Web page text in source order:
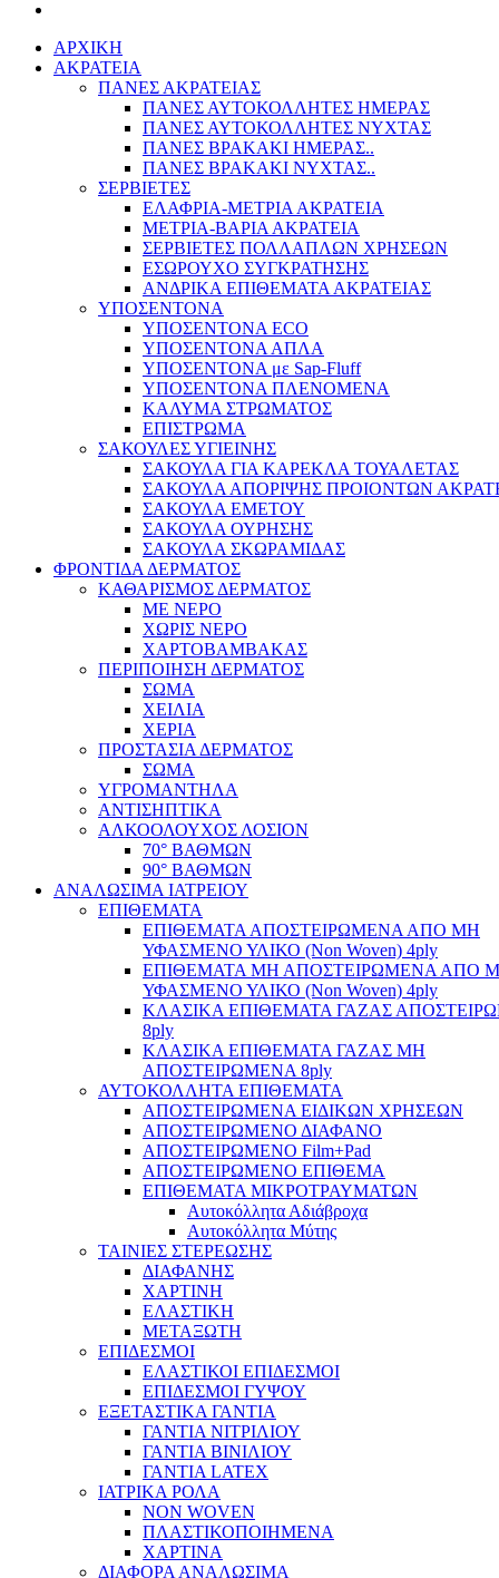
ΑΡΧΙΚΗ
ΑΚΡΑΤΕΙΑ
ΠΑΝΕΣ ΑΚΡΑΤΕΙΑΣ
ΠΑΝΕΣ ΑΥΤΟΚΟΛΛΗΤΕΣ ΗΜΕΡΑΣ
ΠΑΝΕΣ ΑΥΤΟΚΟΛΛΗΤΕΣ ΝΥΧΤΑΣ
ΠΑΝΕΣ ΒΡΑΚΑΚΙ ΗΜΕΡΑΣ..
ΠΑΝΕΣ ΒΡΑΚΑΚΙ ΝΥΧΤΑΣ..
ΣΕΡΒΙΕΤΕΣ
ΕΛΑΦΡΙΑ-ΜΕΤΡΙΑ ΑΚΡΑΤΕΙΑ
ΜΕΤΡΙΑ-ΒΑΡΙΑ ΑΚΡΑΤΕΙΑ
ΣΕΡΒΙΕΤΕΣ ΠΟΛΛΑΠΛΩΝ ΧΡΗΣΕΩΝ
ΕΣΩΡΟΥΧΟ ΣΥΓΚΡΑΤΗΣΗΣ
ΑΝΔΡΙΚΑ ΕΠΙΘΕΜΑΤΑ ΑΚΡΑΤΕΙΑΣ
ΥΠΟΣΕΝΤΟΝΑ
ΥΠΟΣΕΝΤΟΝΑ ECO
ΥΠΟΣΕΝΤΟΝΑ ΑΠΛΑ
ΥΠΟΣΕΝΤΟΝΑ με Sap-Fluff
ΥΠΟΣΕΝΤΟΝΑ ΠΛΕΝΟΜΕΝΑ
ΚΑΛΥΜΑ ΣΤΡΩΜΑΤΟΣ
ΕΠΙΣΤΡΩΜΑ
ΣΑΚΟΥΛΕΣ ΥΓΙΕΙΝΗΣ
ΣΑΚΟΥΛΑ ΓΙΑ ΚΑΡΕΚΛΑ ΤΟΥΑΛΕΤΑΣ
ΣΑΚΟΥΛΑ ΑΠΟΡΙΨΗΣ ΠΡΟΙΟΝΤΩΝ
ΣΑΚΟΥΛΑ ΕΜΕΤΟΥ
ΣΑΚΟΥΛΑ ΟΥΡΗΣΗΣ
ΣΑΚΟΥΛΑ ΣΚΩΡΑΜΙΔΑΣ
ΦΡΟΝΤΙΔΑ ΔΕΡΜΑΤΟΣ
ΚΑΘΑΡΙΣΜΟΣ ΔΕΡΜΑΤΟΣ
ΜΕ ΝΕΡΟ
ΧΩΡΙΣ ΝΕΡΟ
ΧΑΡΤΟΒΑΜΒΑΚΑΣ
ΠΕΡΙΠΟΙΗΣΗ ΔΕΡΜΑΤΟΣ
ΣΩΜΑ
ΧΕΙΛΙΑ
ΧΕΡΙΑ
ΠΡΟΣΤΑΣΙΑ ΔΕΡΜΑΤΟΣ
ΣΩΜΑ
ΥΓΡΟΜΑΝΤΗΛΑ
ΑΝΤΙΣΗΠΤΙΚΑ
ΑΛΚΟΟΛΟΥΧΟΣ ΛΟΣΙΟΝ
70° ΒΑΘΜΩΝ
90° ΒΑΘΜΩΝ
ΑΝΑΛΩΣΙΜΑ ΙΑΤΡΕΙΟΥ
ΕΠΙΘΕΜΑΤΑ
ΕΠΙΘΕΜΑΤΑ ΑΠΟΣΤΕΙΡΩΜΕΝΑ ΑΠΟ ΜΗ
ΥΦΑΣΜΕΝΟ ΥΛΙΚΟ (Non Woven) 4ply
ΕΠΙΘΕΜΑΤΑ ΜΗ ΑΠΟΣΤΕΙΡΩΜΕΝΑ ΑΠΟ
ΥΦΑΣΜΕΝΟ ΥΛΙΚΟ (Non Woven) 4ply
ΚΛΑΣΙΚΑ ΕΠΙΘΕΜΑΤΑ ΓΑΖΑΣ
8ply
ΚΛΑΣΙΚΑ ΕΠΙΘΕΜΑΤΑ ΓΑΖΑΣ ΜΗ
ΑΠΟΣΤΕΙΡΩΜΕΝΑ 8ply
ΑΥΤΟΚΟΛΛΗΤΑ ΕΠΙΘΕΜΑΤΑ
ΑΠΟΣΤΕΙΡΩΜΕΝΑ ΕΙΔΙΚΩΝ ΧΡΗΣΕΩΝ
ΑΠΟΣΤΕΙΡΩΜΕΝΟ ΔΙΑΦΑΝΟ
ΑΠΟΣΤΕΙΡΩΜΕΝΟ Film+Pad
ΑΠΟΣΤΕΙΡΩΜΕΝΟ ΕΠΙΘΕΜΑ
ΕΠΙΘΕΜΑΤΑ ΜΙΚΡΟΤΡΑΥΜΑΤΩΝ
Αυτοκόλλητα Αδιάβροχα
Αυτοκόλλητα Μύτης
ΤΑΙΝΙΕΣ ΣΤΕΡΕΩΣΗΣ
ΔΙΑΦΑΝΗΣ
ΧΑΡΤΙΝΗ
ΕΛΑΣΤΙΚΗ
ΜΕΤΑΞΩΤΗ
ΕΠΙΔΕΣΜΟΙ
ΕΛΑΣΤΙΚΟΙ ΕΠΙΔΕΣΜΟΙ
ΕΠΙΔΕΣΜΟΙ ΓΥΨΟΥ
ΕΞΕΤΑΣΤΙΚΑ ΓΑΝΤΙΑ
ΓΑΝΤΙΑ ΝΙΤΡΙΛΙΟΥ
ΓΑΝΤΙΑ ΒΙΝΙΛΙΟΥ
ΓΑΝΤΙΑ LATEX
ΙΑΤΡΙΚΑ ΡΟΛΑ
NON WOVEN
ΠΛΑΣΤΙΚΟΠΟΙΗΜΕΝΑ
ΧΑΡΤΙΝΑ
ΔΙΑΦΟΡΑ ΑΝΑΛΩΣΙΜΑ